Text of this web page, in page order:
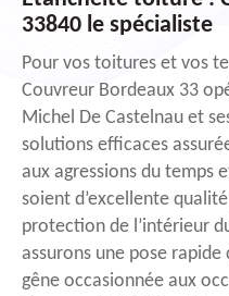
33840 le spécialiste
Pour vos toitures et vos
Couvreur Bordeaux 33
Michel De Castelnau et
solutions efficaces
aux agressions du temps
soient d’excellente
protection de l’intérieur
assurons une pose
gêne occasionnée aux